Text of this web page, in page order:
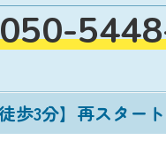
徒歩3分】再スター